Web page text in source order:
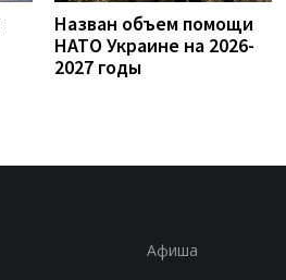
Назван объем помощи
НАТО Украине на 2026-
2027 годы
Афиша